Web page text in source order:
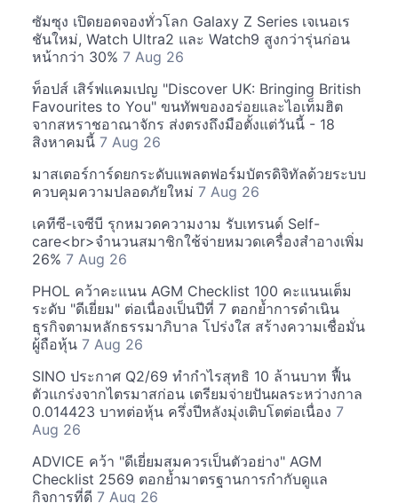
ซัมซุง เปิดยอดจองทั่วโลก Galaxy Z Series เจเนอเร
ชันใหม่, Watch Ultra2 และ Watch9 สูงกว่ารุ่นก่อน
หน้ากว่า 30% 7 Aug 26
ท็อปส์ เสิร์ฟแคมเปญ "Discover UK: Bringing British
Favourites to You" ขนทัพของอร่อยและไอเท็มฮิต
จากสหราชอาณาจักร ส่งตรงถึงมือตั้งแต่วันนี้ - 18
สิงหาคมนี้ 7 Aug 26
มาสเตอร์การ์ดยกระดับแพลตฟอร์มบัตรดิจิทัลด้วยระบบ
ควบคุมความปลอดภัยใหม่ 7 Aug 26
เคทีซี-เจซีบี รุกหมวดความงาม รับเทรนด์ Self-
care<br>จำนวนสมาชิกใช้จ่ายหมวดเครื่องสำอางเพิ่ม
26% 7 Aug 26
PHOL คว้าคะแนน AGM Checklist 100 คะแนนเต็ม
ระดับ "ดีเยี่ยม" ต่อเนื่องเป็นปีที่ 7 ตอกย้ำการดำเนิน
ธุรกิจตามหลักธรรมาภิบาล โปร่งใส สร้างความเชื่อมั่น
ผู้ถือหุ้น 7 Aug 26
SINO ประกาศ Q2/69 ทำกำไรสุทธิ 10 ล้านบาท ฟื้น
ตัวแกร่งจากไตรมาสก่อน เตรียมจ่ายปันผลระหว่างกาล
0.014423 บาทต่อหุ้น ครึ่งปีหลังมุ่งเติบโตต่อเนื่อง 7
Aug 26
ADVICE คว้า "ดีเยี่ยมสมควรเป็นตัวอย่าง" AGM
Checklist 2569 ตอกย้ำมาตรฐานการกำกับดูแล
กิจการที่ดี 7 Aug 26